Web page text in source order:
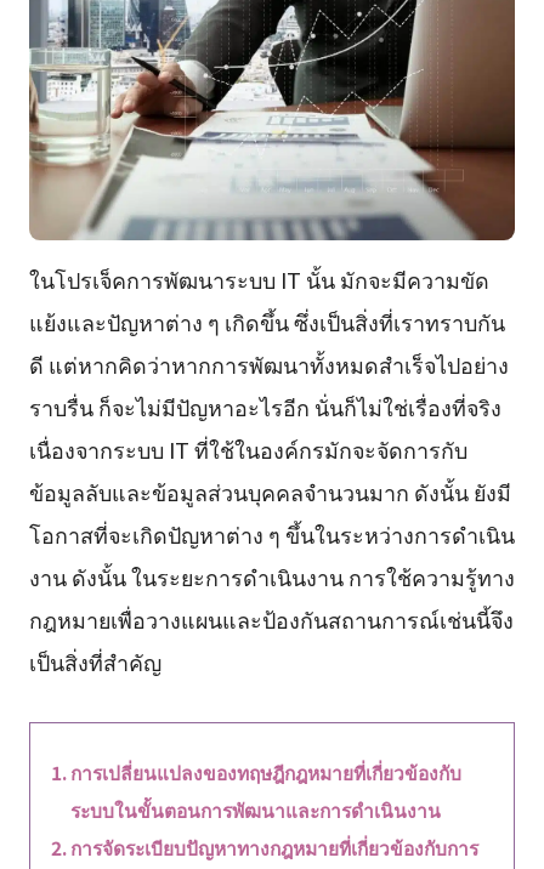
ในโปรเจ็คการพัฒนาระบบ IT นั้น มักจะมีความขัด
แย้งและปัญหาต่าง ๆ เกิดขึ้น ซึ่งเป็นสิ่งที่เราทราบกัน
ดี แต่หากคิดว่าหากการพัฒนาทั้งหมดสำเร็จไปอย่าง
ราบรื่น ก็จะไม่มีปัญหาอะไรอีก นั่นก็ไม่ใช่เรื่องที่จริง
เนื่องจากระบบ IT ที่ใช้ในองค์กรมักจะจัดการกับ
ข้อมูลลับและข้อมูลส่วนบุคคลจำนวนมาก ดังนั้น ยังมี
โอกาสที่จะเกิดปัญหาต่าง ๆ ขึ้นในระหว่างการดำเนิน
งาน ดังนั้น ในระยะการดำเนินงาน การใช้ความรู้ทาง
กฎหมายเพื่อวางแผนและป้องกันสถานการณ์เช่นนี้จึง
เป็นสิ่งที่สำคัญ
การเปลี่ยนแปลงของทฤษฎีกฎหมายที่เกี่ยวข้องกับ
ระบบในขั้นตอนการพัฒนาและการดำเนินงาน
การจัดระเบียบปัญหาทางกฎหมายที่เกี่ยวข้องกับการ